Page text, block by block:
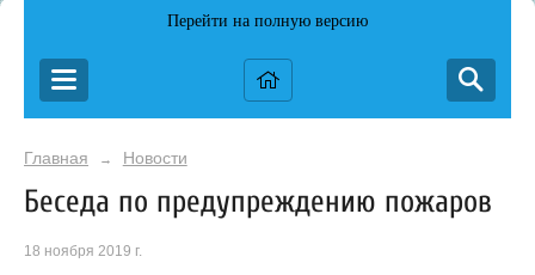
Перейти на полную версию
Главная → Новости
Беседа по предупреждению пожаров
18 ноября 2019 г.